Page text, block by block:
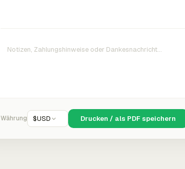
Währung $USD Drucken / als PDF speichern